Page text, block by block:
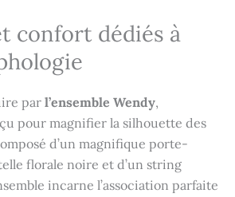
confort dédiés à
par l’ensemble Wendy,
pour magnifier la silhouette des
d’un magnifique porte-
florale noire et d’un string
incarne l’association parfaite